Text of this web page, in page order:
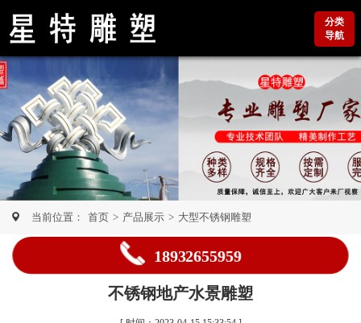
分类
导航
当前位置： 首页 > 产品展示 > 大型不锈钢雕塑
18932655959
不锈钢地产水景雕塑